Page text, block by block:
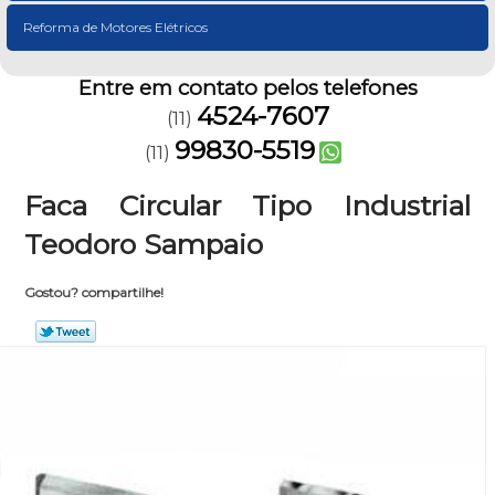
Reforma de Motores Elétricos
Entre em contato pelos telefones
(11) 4524-7607
(11) 99830-5519
Faca Circular Tipo Industrial
Teodoro Sampaio
Gostou? compartilhe!